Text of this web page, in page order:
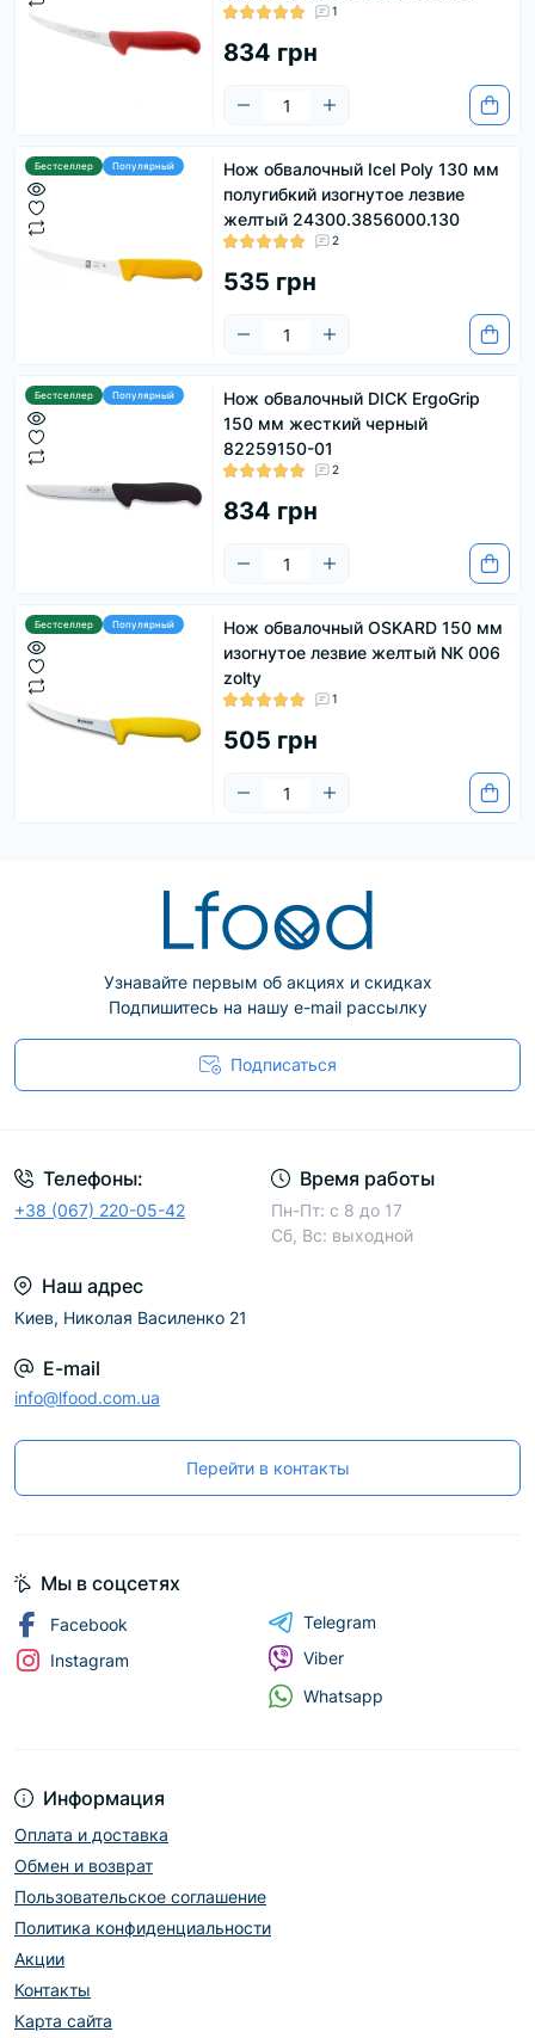
1
834 грн
Бестселлер Популярный
Нож обвалочный Icel Poly 130 мм
полугибкий изогнутое лезвие
желтый 24300.3856000.130
2
535 грн
Бестселлер Популярный
Нож обвалочный DICK ErgoGrip
150 мм жесткий черный
82259150-01
2
834 грн
Бестселлер Популярный
Нож обвалочный OSKARD 150 мм
изогнутое лезвие желтый NK 006
zolty
1
505 грн
Узнавайте первым об акциях и скидках
Подпишитесь на нашу e-mail рассылку
Подписаться
Телефоны:
+38 (067) 220-05-42
Время работы
Пн-Пт: с 8 до 17
Сб, Вс: выходной
Наш адрес
Киев, Николая Василенко 21
E-mail
info@lfood.com.ua
Перейти в контакты
Информация
Оплата и доставка
Обмен и возврат
Пользовательское соглашение
Политика конфиденциальности
Акции
Контакты
Карта сайта
Мы в соцсетях
Facebook
Instagram
Telegram
Viber
Whatsapp